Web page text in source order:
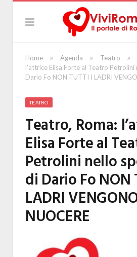
Home » Agenda » Teatro »
l’attrice Elisa Forte al Teatro
Dario Fo NON TUTTI I LADRI
TEATRO
Teatro, Roma:
Elisa Forte al
Petrolini nello
di Dario Fo NON
LADRI
NUOCERE